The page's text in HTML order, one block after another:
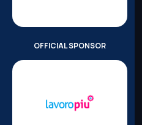
OFFICIAL SPONSOR